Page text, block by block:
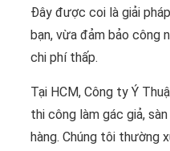
Đây được coi là giải
bạn, vừa đảm bảo công
chi phí thấp.
Tại HCM, Công ty Ý
thi công làm gác giả,
hàng. Chúng tôi thường